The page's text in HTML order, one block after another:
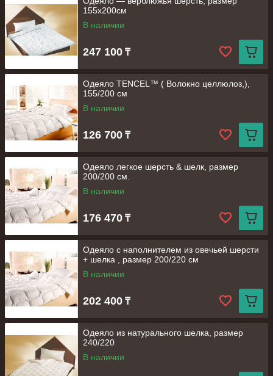
155х200см
В наличии
247 100 ₸
Одеяло TENCEL™ ( Волокно целлюлоз,),
155/200 см
В наличии
126 700 ₸
Одеяло легкое шерсть & шелк, размер
200/200 см.
В наличии
176 470 ₸
Одеяло с наполнителем из овечьей шерсти
+ шелка , размер 200/220 см
В наличии
202 400 ₸
Одеяло из натурального шелка, размер
240/220
В наличии